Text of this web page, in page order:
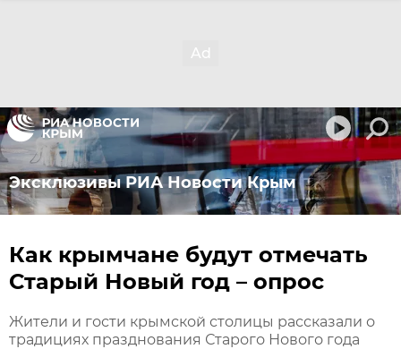
Эксклюзивы РИА Новости Крым
Как крымчане будут отмечать
Старый Новый год – опрос
Жители и гости крымской столицы рассказали о
традициях празднования Старого Нового года